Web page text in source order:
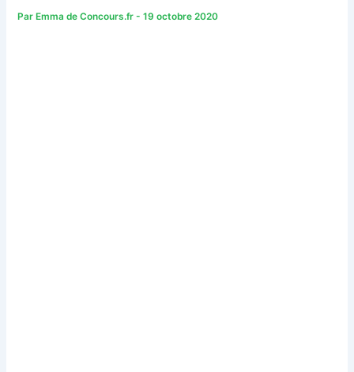
Par Emma de Concours.fr-19 octobre 2020